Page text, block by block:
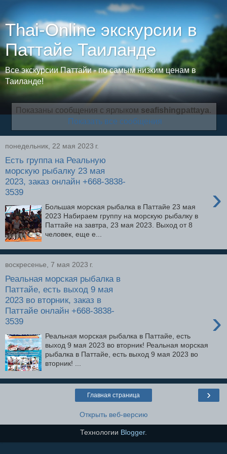
Thai-Online экскурсии в
Паттайе Таиланде
Все экскурсии Паттайи - по самым низким ценам в
Таиланде!
Показаны сообщения с ярлыком seafishingpattaya.
Показать все сообщения
понедельник, 22 мая 2023 г.
Есть группа на Реальную
морскую рыбалку 23 мая
2023, заказ онлайн +668-3838-
3539
›
Большая морская рыбалка в Паттайе 23 мая
2023 Набираем группу на морскую рыбалку в
Паттайе на завтра, 23 мая 2023. Выход от 8
человек, еще е...
воскресенье, 7 мая 2023 г.
Реальная морская рыбалка в
Паттайе, есть выход 9 мая
2023 во вторник, заказ в
Паттайе онлайн +668-3838-
3539
›
Реальная морская рыбалка в Паттайе, есть
выход 9 мая 2023 во вторник! Реальная морская
рыбалка в Паттайе, есть выход 9 мая 2023 во
вторник! ...
›
Главная страница
Открыть веб-версию
Технологии Blogger.